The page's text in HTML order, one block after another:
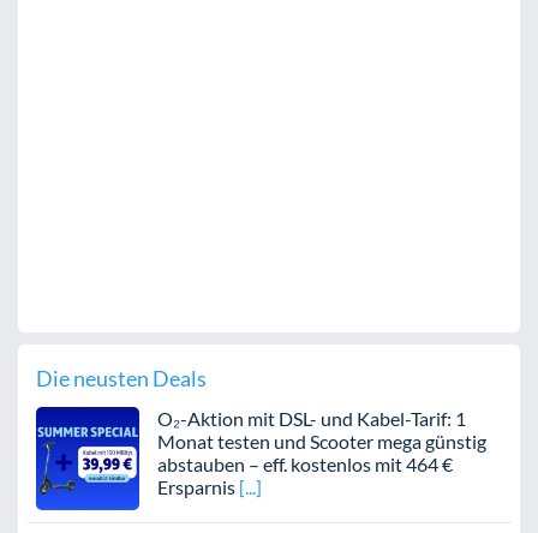
Die neusten Deals
O₂-Aktion mit DSL- und Kabel-Tarif: 1
Monat testen und Scooter mega günstig
abstauben – eff. kostenlos mit 464 €
Ersparnis